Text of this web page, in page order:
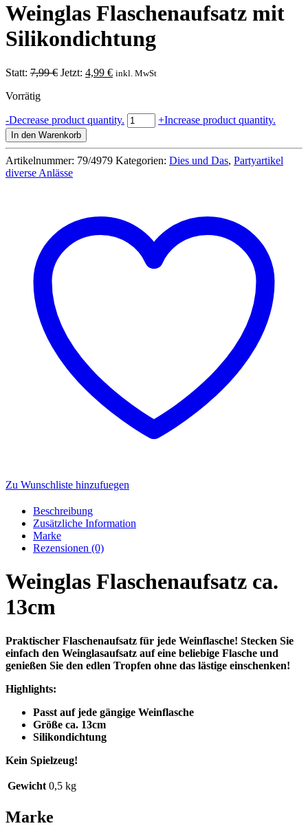
Weinglas Flaschenaufsatz mit
Silikondichtung
Statt: 7,99€ Ursprünglicher
Jetzt: 4,99 €Aktueller
inkl. MwSt
Vorrätig
-Decrease product quantity. Weinglas
Flaschenaufsatz
Silikondichtung
Menge
+Increase product quantity.
In den Warenkorb
Artikelnummer: 79/4979 Kategorien: Dies und Das, Partyartikel
diverse Anlässe
Zu Wunschliste hinzufuegen
Beschreibung
Zusätzliche Information
Marke
Rezensionen (0)
Weinglas Flaschenaufsatz ca.
13cm
Praktischer Flaschenaufsatz für jede Weinflasche! Stecken Sie
einfach den Weinglasaufsatz auf eine beliebige Flasche und
genießen Sie den edlen Tropfen ohne das lästige einschenken!
Highlights:
Passt auf jede gängige Weinflasche
Größe ca. 13cm
Silikondichtung
Kein Spielzeug!
Gewicht 0,5 kg
Marke